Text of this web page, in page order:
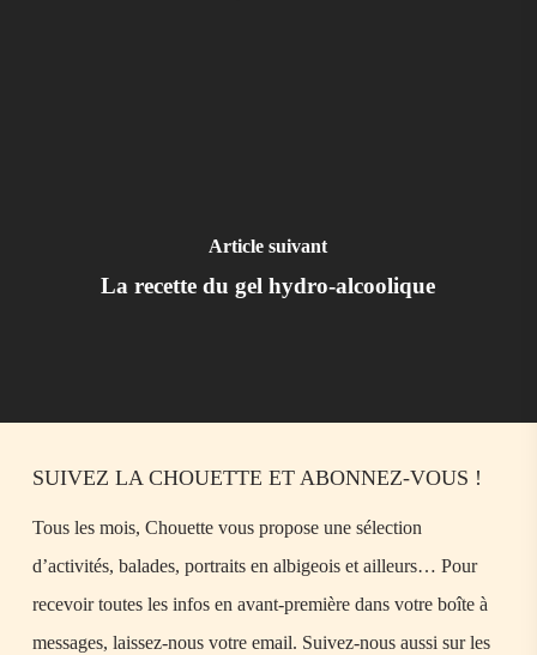
Article suivant
La recette du gel hydro-alcoolique
SUIVEZ LA CHOUETTE ET ABONNEZ-VOUS !
Tous les mois, Chouette vous propose une sélection
d’activités, balades, portraits en albigeois et ailleurs… Pour
recevoir toutes les infos en avant-première dans votre boîte à
messages, laissez-nous votre email. Suivez-nous aussi sur les